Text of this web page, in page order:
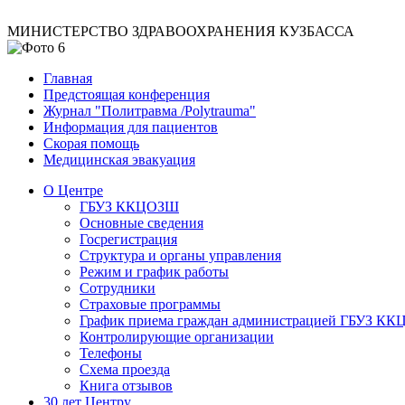
МИНИСТЕРСТВО ЗДРАВООХРАНЕНИЯ КУЗБАССА
Главная
Предстоящая конференция
Журнал "Политравма /Polytrauma"
Информация для пациентов
Скорая помощь
Медицинская эвакуация
О Центре
ГБУЗ ККЦОЗШ
Основные сведения
Госрегистрация
Структура и органы управления
Режим и график работы
Сотрудники
Страховые программы
График приема граждан администрацией ГБУЗ
Контролирующие организации
Телефоны
Схема проезда
Книга отзывов
30 лет Центру